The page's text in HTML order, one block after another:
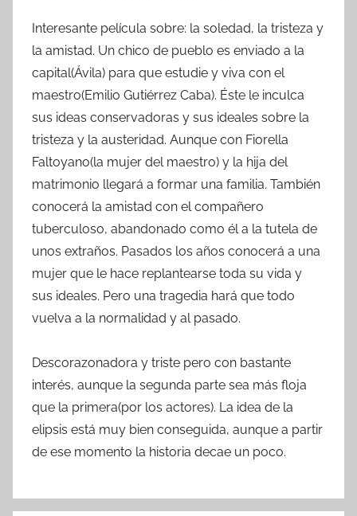
Interesante película sobre: la soledad, la tristeza y
la amistad. Un chico de pueblo es enviado a la
capital(Ávila) para que estudie y viva con el
maestro(Emilio Gutiérrez Caba). Éste le inculca
sus ideas conservadoras y sus ideales sobre la
tristeza y la austeridad. Aunque con Fiorella
Faltoyano(la mujer del maestro) y la hija del
matrimonio llegará a formar una familia. También
conocerá la amistad con el compañero
tuberculoso, abandonado como él a la tutela de
unos extraños. Pasados los años conocerá a una
mujer que le hace replantearse toda su vida y
sus ideales. Pero una tragedia hará que todo
vuelva a la normalidad y al pasado.
Descorazonadora y triste pero con bastante
interés, aunque la segunda parte sea más floja
que la primera(por los actores). La idea de la
elipsis está muy bien conseguida, aunque a partir
de ese momento la historia decae un poco.